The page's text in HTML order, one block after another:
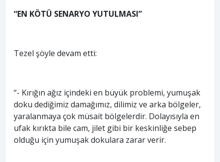
“EN KÖTÜ SENARYO YUTULMASI”
Tezel şöyle devam etti:
“- Kırığın ağız içindeki en büyük problemi, yumuşak
doku dediğimiz damağımız, dilimiz ve arka bölgeler,
yaralanmaya çok müsait bölgelerdir. Dolayısıyla en
ufak kırıkta bile cam, jilet gibi bir keskinliğe sebep
olduğu için yumuşak dokulara zarar verir.